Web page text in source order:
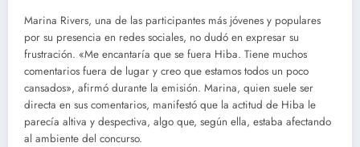
Marina Rivers, una de las participantes más jóvenes y populares
por su presencia en redes sociales, no dudó en expresar su
frustración. «Me encantaría que se fuera Hiba. Tiene muchos
comentarios fuera de lugar y creo que estamos todos un poco
cansados», afirmó durante la emisión. Marina, quien suele ser
directa en sus comentarios, manifestó que la actitud de Hiba le
parecía altiva y despectiva, algo que, según ella, estaba afectando
al ambiente del concurso.